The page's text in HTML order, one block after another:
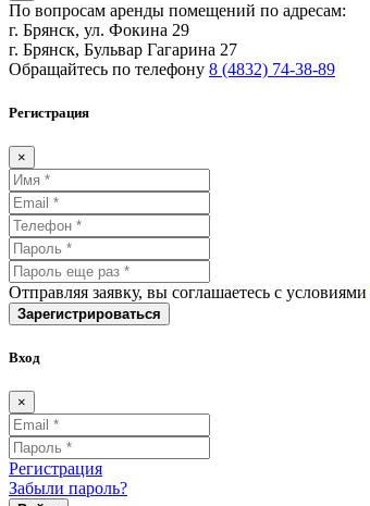
По вопросам аренды помещений по адресам:
г. Брянск, ул. Фокина 29
г. Брянск, Бульвар Гагарина 27
Обращайтесь по телефону 8 (4832) 74-38-89
Регистрация
×
Отправляя заявку, вы соглашаетесь с условиями
Зарегистрироваться
Вход
×
Регистрация
Забыли пароль?